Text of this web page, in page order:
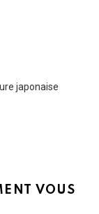
japonaise
VOUS